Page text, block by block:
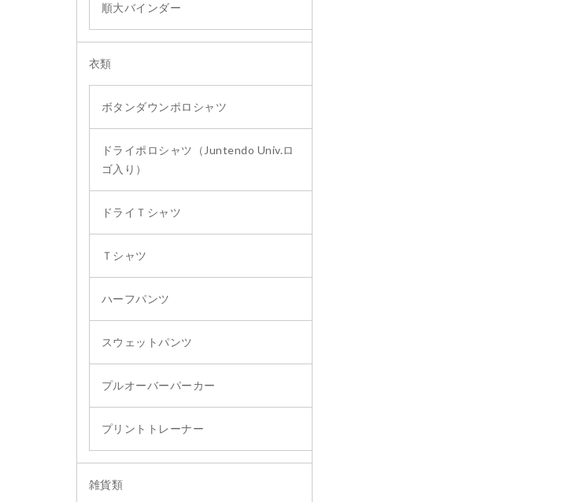
順大バインダー
衣類
ボタンダウンポロシャツ
ドライポロシャツ（Juntendo Univ.ロ
ゴ入り）
ドライＴシャツ
Ｔシャツ
ハーフパンツ
スウェットパンツ
プルオーバーパーカー
プリントトレーナー
雑貨類